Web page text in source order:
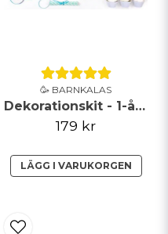
🥳 BARNKALAS
Dekorationskit - 1-årsdag ljusblått & silver
179 kr
LÄGG I VARUKORGEN